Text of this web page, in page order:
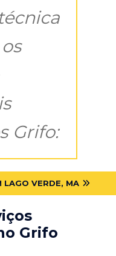
Grifo:
LAGO VERDE, MA
Grifo